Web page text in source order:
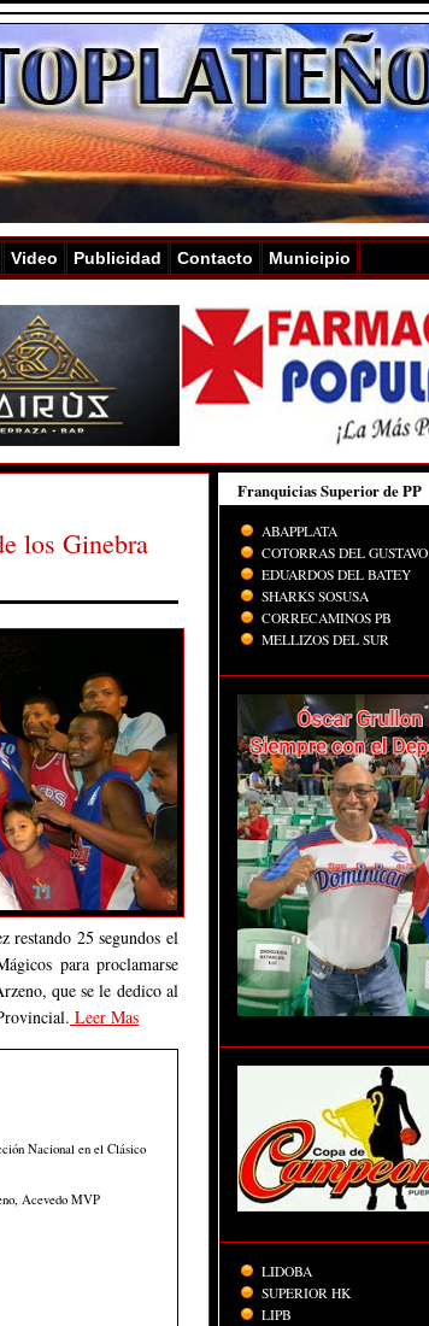
Video Publicidad Contacto Municipio
los Ginebra
25 segundos el
para proclamarse
que se le dedico al
Leer Mas
Nacional en el Clásico
Acevedo MVP
Franquicias Superior de PP
ABAPPLATA
COTORRAS DEL GUSTAVO
EDUARDOS DEL BATEY
SHARKS SOSUSA
CORRECAMINOS PB
MELLIZOS DEL SUR
LIDOBA
SUPERIOR HK
LIPB